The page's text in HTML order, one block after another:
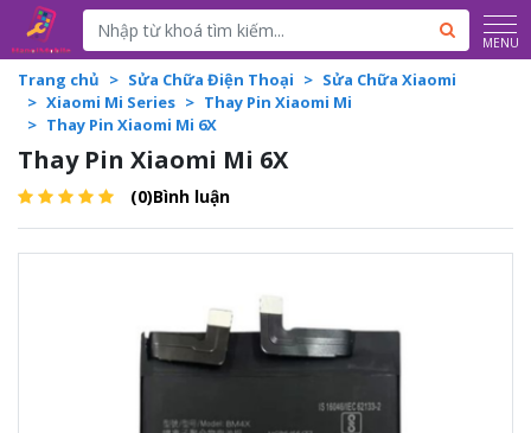
Powered by Translate MENU
Trang chủ Sửa Chữa Điện Thoại
Sửa Chữa Xiaomi
Xiaomi Mi Series
Thay Pin Xiaomi Mi
Thay Pin Xiaomi Mi 6X
Thay Pin Xiaomi Mi 6X
(0)Bình luận